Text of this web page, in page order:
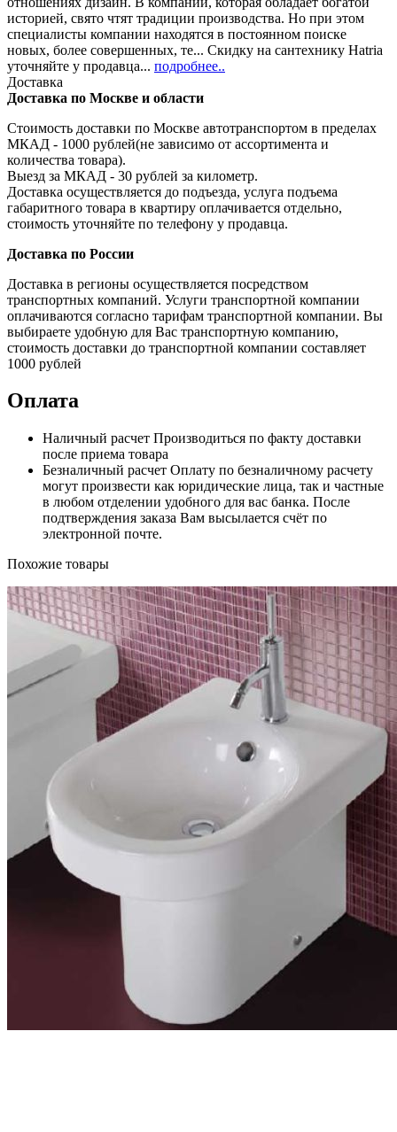
историей, свято чтят традиции производства. Но при этом
специалисты компании находятся в постоянном поиске
новых, более совершенных, те... Скидку на сантехнику Hatria
уточняйте у продавца... подробнее..
Доставка
Доставка по Москве и области
Стоимость доставки по Москве автотранспортом в пределах
МКАД - 1000 рублей(не зависимо от ассортимента и
количества товара).
Выезд за МКАД - 30 рублей за километр.
Доставка осуществляется до подъезда, услуга подъема
габаритного товара в квартиру оплачивается отдельно,
стоимость уточняйте по телефону у продавца.
Доставка по России
Доставка в регионы осуществляется посредством
транспортных компаний. Услуги транспортной компании
оплачиваются согласно тарифам транспортной компании. Вы
выбираете удобную для Вас транспортную компанию,
стоимость доставки до транспортной компании составляет
1000 рублей
Оплата
Наличный расчет Производиться по факту доставки
после приема товара
Безналичный расчет Оплату по безналичному расчету
могут произвести как юридические лица, так и частные
в любом отделении удобного для вас банка. После
подтверждения заказа Вам высылается счёт по
электронной почте.
Похожие товары